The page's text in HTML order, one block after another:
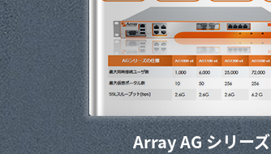
Array AG シリーズ